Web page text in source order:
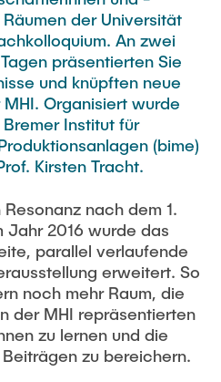
der Universität
An zwei
präsentierten Sie
und knüpften neue
Organisiert wurde
Institut für
(bime)
Kirsten Tracht.
nach dem 1.
Jahr 2016 wurde das
parallel verlaufende
erweitert. So
noch mehr Raum, die
der MHI repräsentierten
zu lernen und die
zu bereichern.